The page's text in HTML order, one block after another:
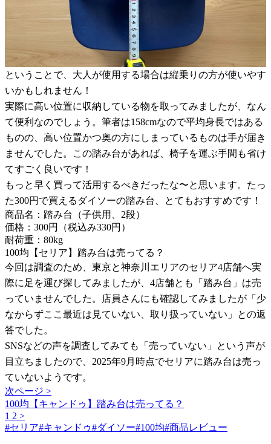
ということで、大人が使用する場合は縦乗りの方が使いやす
いかもしれません！
実際に高い位置に収納している物を取ってみましたが、なん
て便利なのでしょう。筆者は158cmなので平均身長ではある
ものの、高い位置かつ奥の方にしまっているものは手が届き
ませんでした。この踏み台があれば、椅子を運ぶ手間も省け
てすごく良いです！
もっと早く買って活用するべきだったな〜と思います。たっ
た300円で買えるダイソーの踏み台、とてもおすすめです！
商品名：踏み台（子供用、2段）
価格：300円（税込み330円）
耐荷重：80kg
100均【セリア】踏み台は売ってる？
今回は調査のため、東京と神奈川エリアのセリア4店舗へ実
際に足を運び探してみましたが、4店舗とも「踏み台」は売
っていませんでした。店員さんにも確認してみましたが「少
なからずここ最近は見ていない、取り扱っていない」との返
答でした。
SNSなどの声を調査してみても「売っていない」という声が
目立ちましたので、2025年9月時点でセリアに踏み台は売っ
ていないようです。
次ページ >
100均【キャンドゥ】踏み台は売ってる？
1 2 >
#セリア#キャンドゥ#ダイソー#100均#商品レビュー